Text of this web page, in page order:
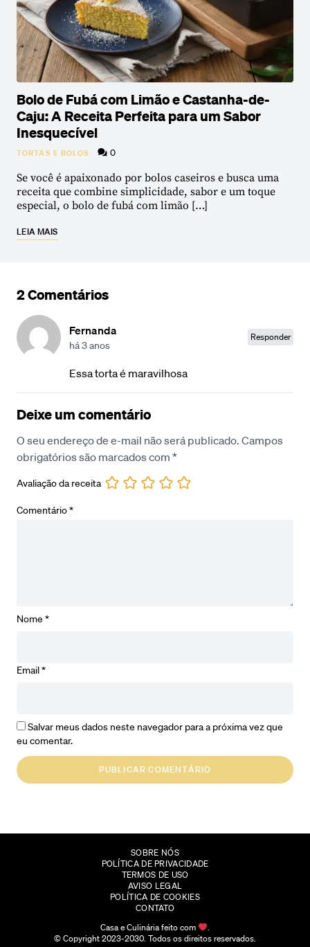
Bolo de Fubá com Limão e Castanha-de-
Caju: A Receita Perfeita para um Sabor
Inesquecível
TORTAS E BOLOS 0
Se você é apaixonado por bolos caseiros e busca uma
receita que combine simplicidade, sabor e um toque
especial, o bolo de fubá com limão […]
LEIA MAIS
2 Comentários
Fernanda
há 3 anos
Responder
Essa torta é maravilhosa
Deixe um comentário
O seu endereço de e-mail não será publicado. Campos
obrigatórios são marcados com *
Avaliação da receita
Comentário*
Nome *
Email*
Salvar meus dados neste navegador para a próxima vez que
eu comentar.
SOBRE NÓS
POLÍTICA DE PRIVACIDADE
TERMOS DE USO
AVISO LEGAL
POLÍTICA DE COOKIES
CONTATO
Casa e Culinária feito com
.
© Copyright 2023-2030. Todos os direitos reservados.